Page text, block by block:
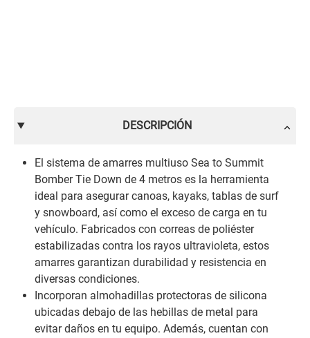
DESCRIPCIÓN
El sistema de amarres multiuso Sea to Summit
Bomber Tie Down de 4 metros es la herramienta
ideal para asegurar canoas, kayaks, tablas de surf
y snowboard, así como el exceso de carga en tu
vehículo. Fabricados con correas de poliéster
estabilizadas contra los rayos ultravioleta, estos
amarres garantizan durabilidad y resistencia en
diversas condiciones.
Incorporan almohadillas protectoras de silicona
ubicadas debajo de las hebillas de metal para
evitar daños en tu equipo. Además, cuentan con